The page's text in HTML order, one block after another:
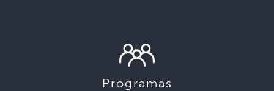
Programas